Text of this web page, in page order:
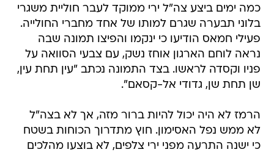
כמה ימים ביצע צה"ל ירי ממוקד לעבר חוליית משגרי
בלוני תבערה שגרם למותו של אחד מחברי החולייה.
פעילי חמאס הודיעו כי ינקמו והפיצו תמונה שבה
נראה לוחם הארגון אוחז נשק, עם צבעי הסוואה על
פניו וקסדה לראשו. בצד התמונה נכתב "עין תחת עין,
שן תחת שן, גדודי אל-קסאם".
הרמז לא היה יכול להיות ברור מזה, אך לא בצה"ל
לא ממש נפל האסימון. חוץ מתדרוך הכוחות בשטח
כי ישנה התרעה מפני ירי צלפים, לא בוצעו מהלכים